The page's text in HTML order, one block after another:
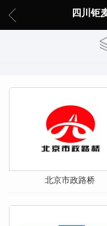
四川钜
北京市政路桥